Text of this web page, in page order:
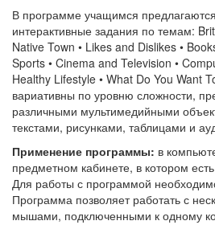
В программе учащимся
интерактивные задания по темам:
Native Town • Likes and Dislikes •
Sports • Cinema and Television •
Healthy Lifestyle • What Do You Want
вариативны по уровню сложности,
различными мультимедийными
текстами, рисунками, таблицами и
Применение программы: в
предметном кабинете, в котором
Для работы с программой
Программа позволяет работать с
мышами, подключенными к одному